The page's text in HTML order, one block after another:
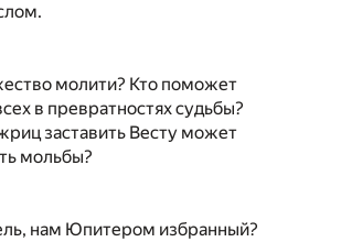
молити? Кто поможет
в превратностях судьбы?
заставить Весту может
мольбы?
нам Юпитером избранный?